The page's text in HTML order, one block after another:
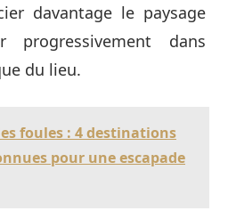
davantage le paysage
progressivement dans
du lieu.
foules : 4 destinations
pour une escapade